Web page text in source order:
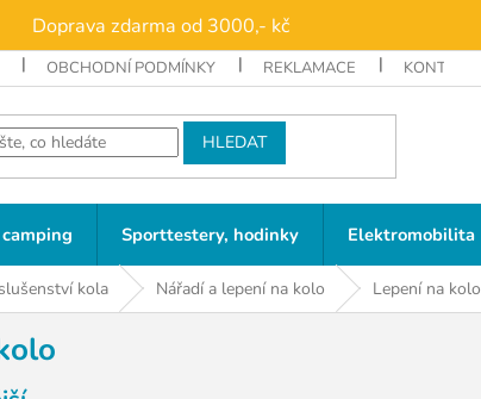
Doprava zdarma od 3000,- kč
OBCHODNÍ PODMÍNKY REKLAMACE KONTAKTY
HLEDAT
Sporttestery, hodinky Elektromobilita
kola Nářadí a lepení na kolo Lepení na kolo